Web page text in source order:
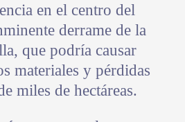
en el centro del
derrame de la
que podría causar
materiales y pérdidas
miles de hectáreas.